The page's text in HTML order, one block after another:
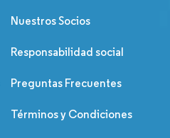
Nuestros Socios
Responsabilidad social
Preguntas Frecuentes
Términos y Condiciones